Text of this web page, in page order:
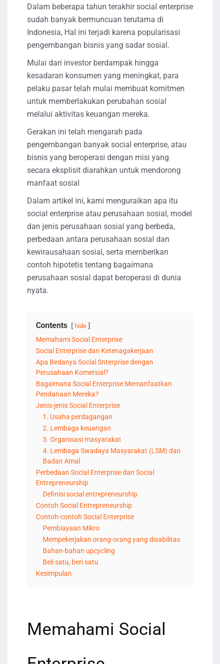
Dalam beberapa tahun terakhir social enterprise
sudah banyak bermuncuan terutama di
Indonesia, Hal ini terjadi karena popularisasi
pengembangan bisnis yang sadar sosial.
Mulai dari investor berdampak hingga
kesadaran konsumen yang meningkat, para
pelaku pasar telah mulai membuat komitmen
untuk memberlakukan perubahan sosial
melalui aktivitas keuangan mereka.
Gerakan ini telah mengarah pada
pengembangan banyak social enterprise, atau
bisnis yang beroperasi dengan misi yang
secara eksplisit diarahkan untuk mendorong
manfaat sosial
Dalam artikel ini, kami menguraikan apa itu
social enterprise atau perusahaan sosial, model
dan jenis perusahaan sosial yang berbeda,
perbedaan antara perusahaan sosial dan
kewirausahaan sosial, serta memberikan
contoh hipotetis tentang bagaimana
perusahaan sosial dapat beroperasi di dunia
nyata.
Contents hide
Memahami Social Enterprise
Social Enterprise dan Ketenagakerjaan
Apa Bedanya Social Snterprise dengan
Perusahaan Komersial?
Bagaimana Social Enterprise Memanfaatkan
Pendanaan Mereka?
Jenis-jenis Social Enterprise
1. Usaha perdagangan
2. Lembaga keuangan
3. Organisasi masyarakat
4. Lembaga Swadaya Masyarakat (LSM) dan
Badan Amal
Perbedaan Social Enterprise dan Social
Entrepreneurship
Definisi social entrepreneurship
Contoh Social Entrepreneurship
Contoh-contoh Social Enterprise
Pembiayaan Mikro
Mempekerjakan orang-orang yang disabilitas
Bahan-bahan upcycling
Beli satu, beri satu
Kesimpulan
Memahami Social